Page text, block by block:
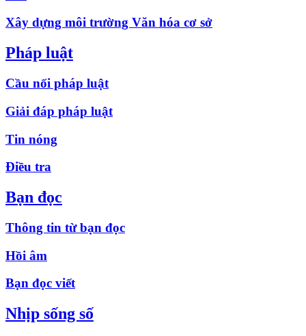
Xây dựng môi trường Văn hóa cơ sở
Pháp luật
Cầu nối pháp luật
Giải đáp pháp luật
Tin nóng
Điều tra
Bạn đọc
Thông tin từ bạn đọc
Hồi âm
Bạn đọc viết
Nhịp sống số